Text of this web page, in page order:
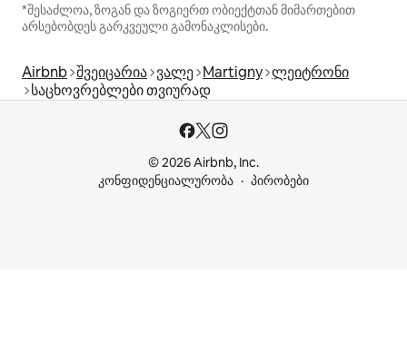
*შესაძლოა, ზოგან და ზოგიერთ ობიექტთან მიმართებით
არსებობდეს გარკვეული გამონაკლისები.
Airbnb შვეიცარია ვალე Martigny ლეიტრონი
საცხოვრებლები თვიურად
© 2026 Airbnb, Inc.
კონფიდენციალურობა
პირობები